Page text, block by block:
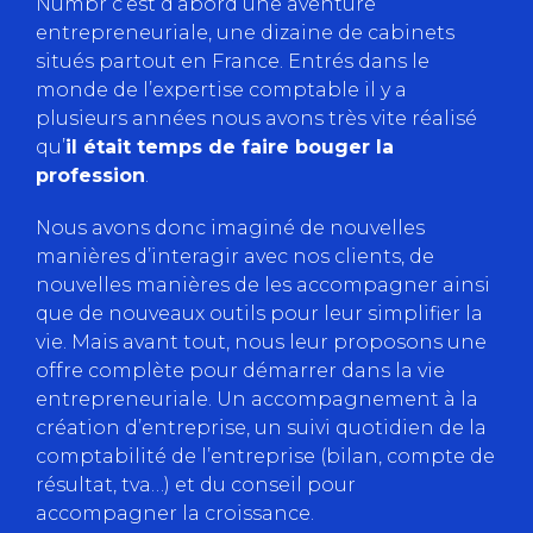
entrepreneuriale, une dizaine de cabinets
situés partout en France. Entrés dans le
monde de l’expertise comptable il y a
plusieurs années nous avons très vite réalisé
qu’il était temps de faire bouger la
profession
Nous avons donc imaginé de nouvelles
manières d’interagir avec nos clients, de
nouvelles manières de les accompagner ainsi
que de nouveaux outils pour leur simplifier la
vie. Mais avant tout, nous leur proposons une
offre complète pour démarrer dans la vie
entrepreneuriale. Un accompagnement à la
création d’entreprise, un suivi quotidien de la
comptabilité de l’entreprise (bilan, compte de
résultat, tva…) et du conseil pour
accompagner la croissance.